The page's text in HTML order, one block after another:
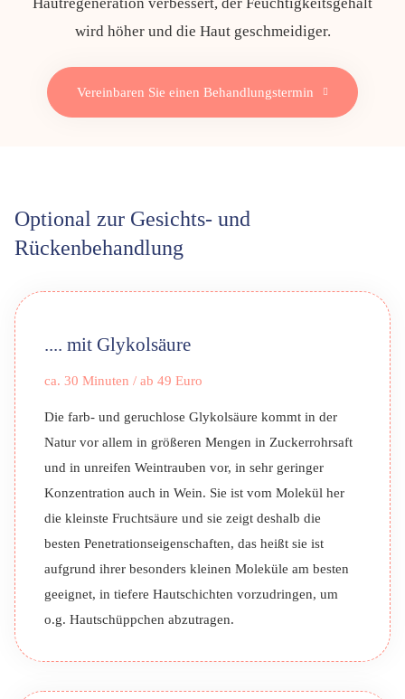
wird höher und die Haut geschmeidiger.
Vereinbaren Sie einen Behandlungstermin
Optional zur Gesichts- und
Rückenbehandlung
.... mit Glykolsäure
ca. 30 Minuten / ab 49 Euro
Die farb- und geruchlose Glykolsäure kommt in der
Natur vor allem in größeren Mengen in Zuckerrohrsaft
und in unreifen Weintrauben vor, in sehr geringer
Konzentration auch in Wein. Sie ist vom Molekül her
die kleinste Fruchtsäure und sie zeigt deshalb die
besten Penetrations­eigenschaften, das heißt sie ist
aufgrund ihrer besonders kleinen Moleküle am besten
geeignet, in tiefere Hautschichten vorzudringen, um
o.g. Hautschüppchen abzutragen.